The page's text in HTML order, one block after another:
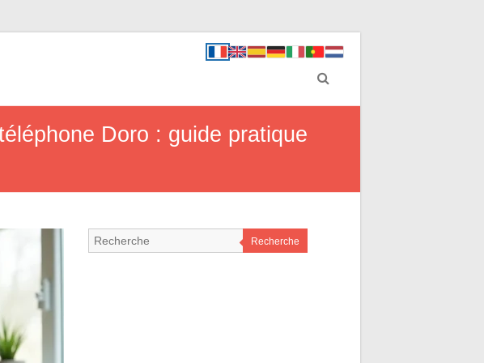
Doro : guide pratique
Recherche